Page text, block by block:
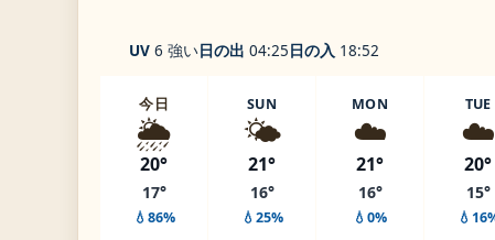
UV 6 強い日の出 04:25日の入 18:52
今日
🌦️
20°
17°
💧86%
SUN
🌤️
21°
16°
💧25%
MON
☁️
21°
16°
💧0%
TUE
☁️
20°
15°